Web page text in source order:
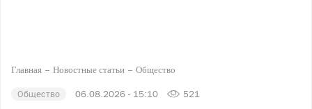
Главная Новостные статьи Общество
Общество 06.08.2026 - 15:10 521